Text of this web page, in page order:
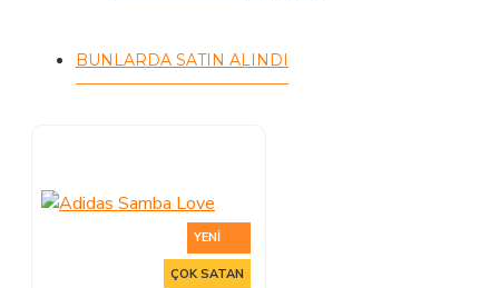
BUNLARDA SATIN ALINDI
YENI
ÇOK SATAN